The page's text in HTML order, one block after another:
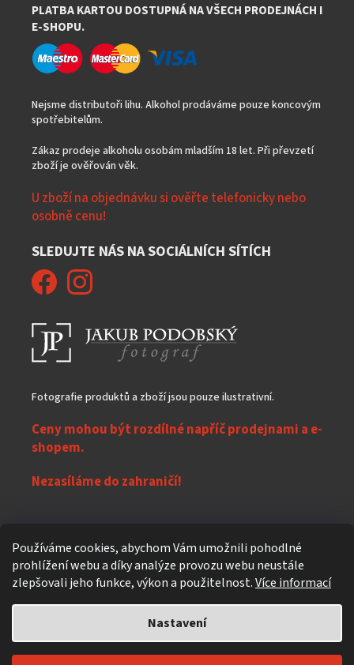
Používáme cookies, abychom Vám umožnili pohodlné
prohlížení webu a díky analýze provozu webu neustále
zlepšovali jeho funkce, výkon a použitelnost.Více informací
Nastavení
PLATBA KARTOU DOSTUPNÁ NA VŠECH PRODEJNÁCH I
E-SHOPU.
Nejsme distributoři lihu. Alkohol prodáváme pouze koncovým
spotřebitelům.
Zákaz prodeje alkoholu osobám mladším 18 let. Při převzetí
zboží je ověřován věk.
U zboží na objednávku si ověřte telefonicky nebo
osobně cenu!
SLEDUJTE NÁS NA SOCIÁLNÍCH SÍTÍCH
Fotografie produktů a zboží jsou pouze ilustrativní.
Ceny mohou být rozdílné napříč prodejnami a e-
shopem.
Nezasíláme do zahraničí!
Vytvořil Shoptet
eXpres nápoje. Všechna práva vyhrazena.
nastavení cookies
Individuální design a úpravy619design.cz - Reklamní agentura z